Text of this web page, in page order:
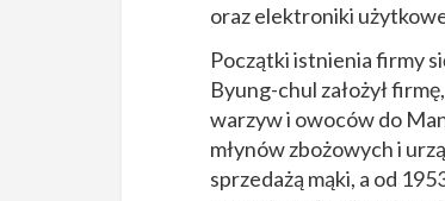
oraz elektroniki
Początki istnienia firmy
Byung-chul założył
warzyw i owoców do
młynów zbożowych i
sprzedażą mąki, a od